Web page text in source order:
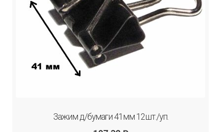
Зажим д/бумаги 41мм 12шт./уп.